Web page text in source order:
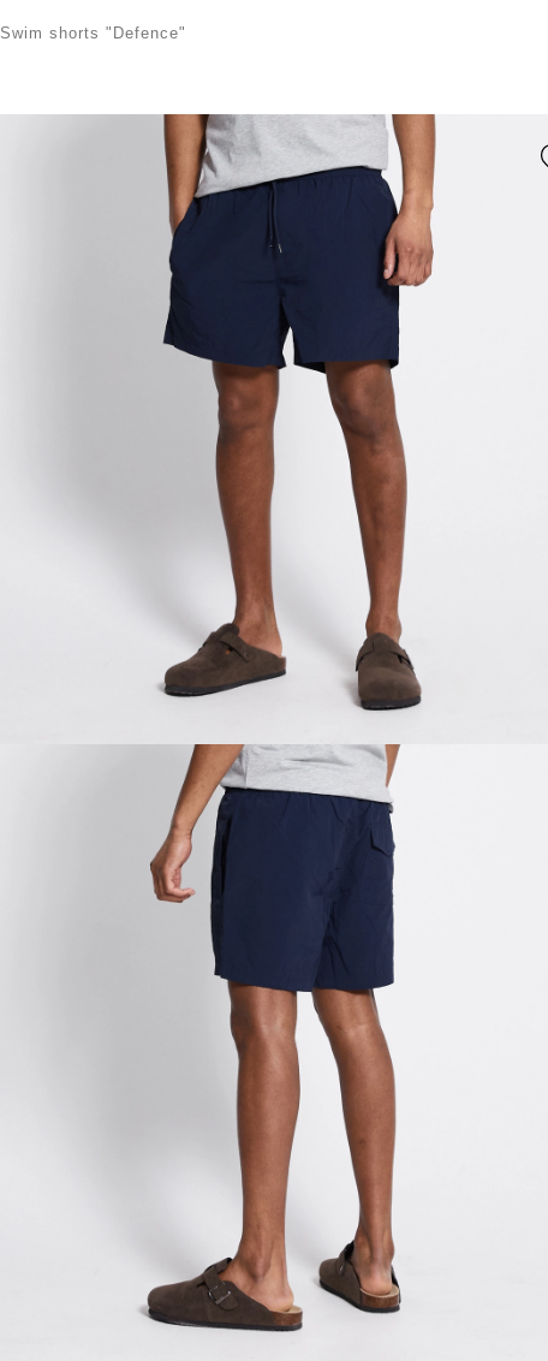
Swim shorts "Defence"